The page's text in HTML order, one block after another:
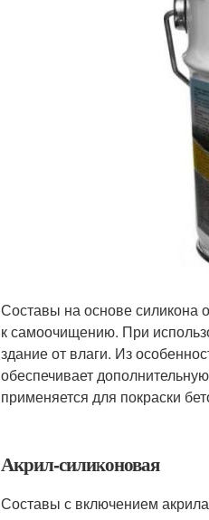
Составы на основе силикона
к самоочищению. При
здание от влаги. Из
обеспечивает
применяется для покраски
Акрил-силиконовая
Составы с включением